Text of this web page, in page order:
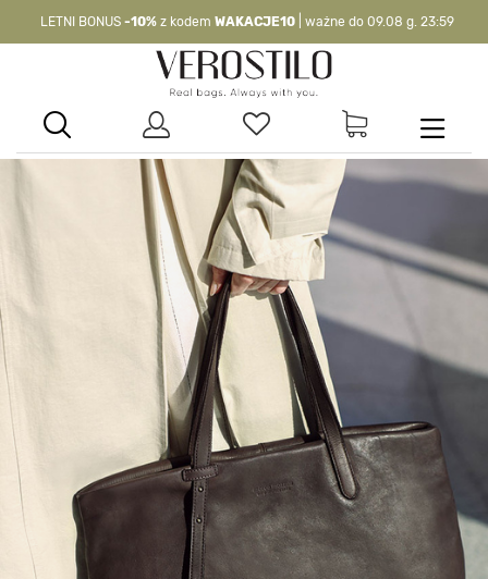
LETNI BONUS -10% z kodem WAKACJE10 | ważne do 09.08 g. 23:59
WAKACJE10| nie dotyczy produktów z flagą OKAZJA >